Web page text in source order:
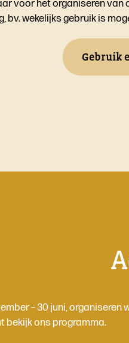
voor het organiseren
bv. wekelijks gebruik is
Gebruik
– 30 juni, organiseren
bekijk ons programma.